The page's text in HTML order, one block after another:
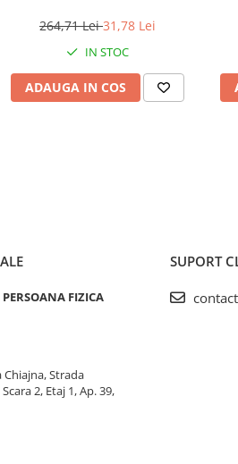
264,71 Lei31,78 Lei
IN STOC
ADAUGA IN COS
FIZICA
Strada
2, Etaj 1, Ap. 39,
SUPORT